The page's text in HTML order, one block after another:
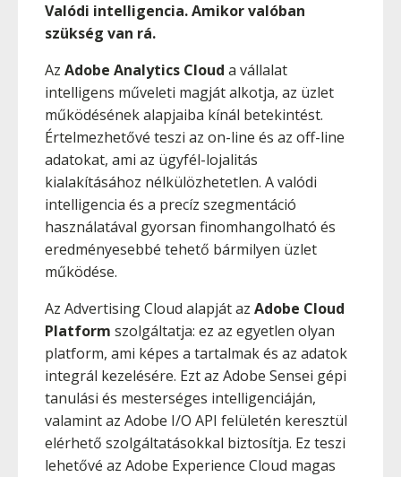
Valódi intelligencia. Amikor valóban
szükség van rá.
Az Adobe Analytics Cloud a vállalat
intelligens műveleti magját alkotja, az üzlet
működésének alapjaiba kínál betekintést.
Értelmezhetővé teszi az on-line és az off-line
adatokat, ami az ügyfél-lojalitás
kialakításához nélkülözhetetlen. A valódi
intelligencia és a precíz szegmentáció
használatával gyorsan finomhangolható és
eredményesebbé tehető bármilyen üzlet
működése.
Az Advertising Cloud alapját az Adobe Cloud
Platform szolgáltatja: ez az egyetlen olyan
platform, ami képes a tartalmak és az adatok
integrál kezelésére. Ezt az Adobe Sensei gépi
tanulási és mesterséges intelligenciáján,
valamint az Adobe I/O API felületén keresztül
elérhető szolgáltatásokkal biztosítja. Ez teszi
lehetővé az Adobe Experience Cloud magas